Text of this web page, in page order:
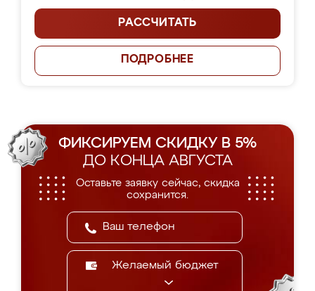
РАССЧИТАТЬ
ПОДРОБНЕЕ
ФИКСИРУЕМ СКИДКУ В 5%
ДО КОНЦА АВГУСТА
Оставьте заявку сейчас, скидка
сохранится.
Желаемый бюджет